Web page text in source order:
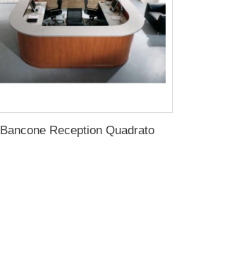
Bancone Reception Quadrato